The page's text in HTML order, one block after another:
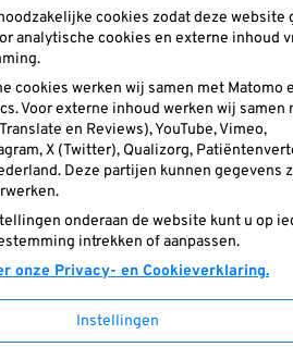
instellingen|Voorwaarden
cookies zodat deze website
analytische cookies en externe inhoud
cookies werken wij samen met Matomo
Voor externe inhoud werken wij samen
en Reviews), YouTube, Vimeo,
X (Twitter), Qualizorg,
Deze partijen kunnen gegevens
onderaan de website kunt u op
intrekken of aanpassen.
onze Privacy- en Cookieverklaring.
Instellingen